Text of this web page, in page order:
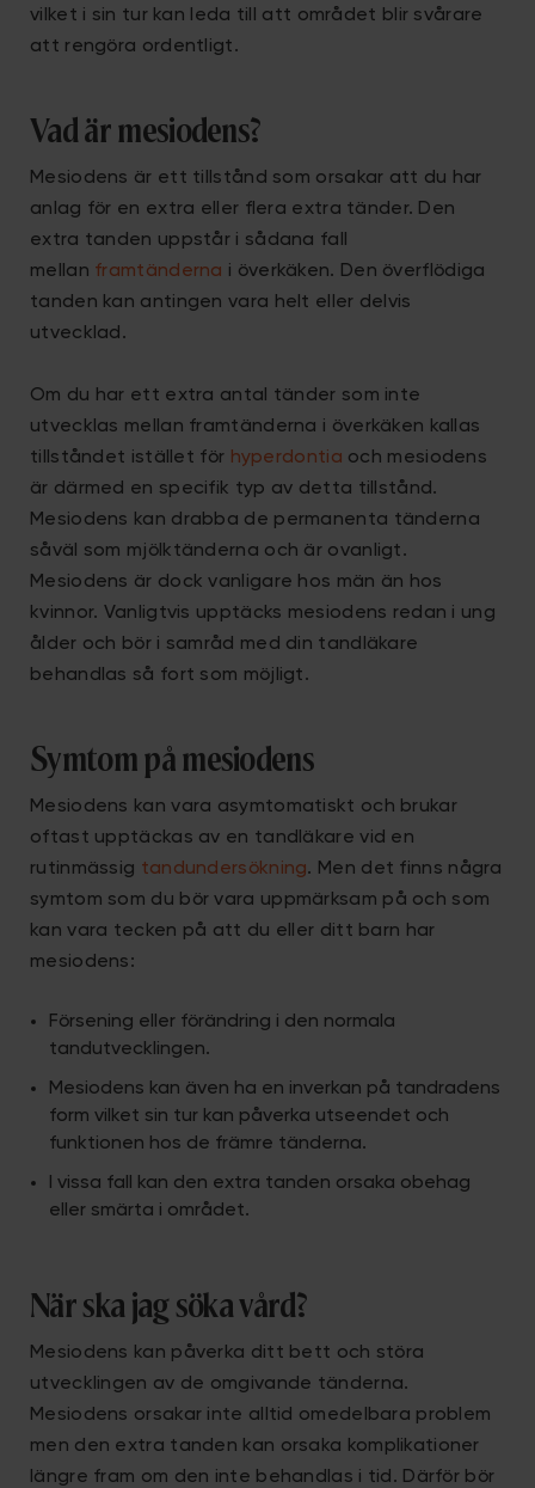
vilket i sin tur kan leda till att området blir svårare
att rengöra ordentligt.
Vad är mesiodens?
Mesiodens är ett tillstånd som orsakar att du har
anlag för en extra eller flera extra tänder. Den
extra tanden uppstår i sådana fall
mellan framtänderna i överkäken. Den överflödiga
tanden kan antingen vara helt eller delvis
utvecklad.
Om du har ett extra antal tänder som inte
utvecklas mellan framtänderna i överkäken kallas
tillståndet istället för hyperdontia och mesiodens
är därmed en specifik typ av detta tillstånd.
Mesiodens kan drabba de permanenta tänderna
såväl som mjölktänderna och är ovanligt.
Mesiodens är dock vanligare hos män än hos
kvinnor. Vanligtvis upptäcks mesiodens redan i ung
ålder och bör i samråd med din tandläkare
behandlas så fort som möjligt.
Symtom på mesiodens
Mesiodens kan vara asymtomatiskt och brukar
oftast upptäckas av en tandläkare vid en
rutinmässig tandundersökning. Men det finns några
symtom som du bör vara uppmärksam på och som
kan vara tecken på att du eller ditt barn har
mesiodens:
Försening eller förändring i den normala
tandutvecklingen.
Mesiodens kan även ha en inverkan på tandradens
form vilket sin tur kan påverka utseendet och
funktionen hos de främre tänderna.
I vissa fall kan den extra tanden orsaka obehag
eller smärta i området.
När ska jag söka vård?
Mesiodens kan påverka ditt bett och störa
utvecklingen av de omgivande tänderna.
Mesiodens orsakar inte alltid omedelbara problem
men den extra tanden kan orsaka komplikationer
längre fram om den inte behandlas i tid. Därför bör